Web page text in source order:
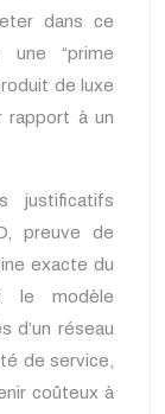
dans ce
“prime
de luxe
rapport à un
justificatifs
preuve de
exacte du
le modèle
d’un réseau
de service,
coûteux à